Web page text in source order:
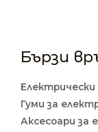
Бързи
Гуми за
Аксесоари за